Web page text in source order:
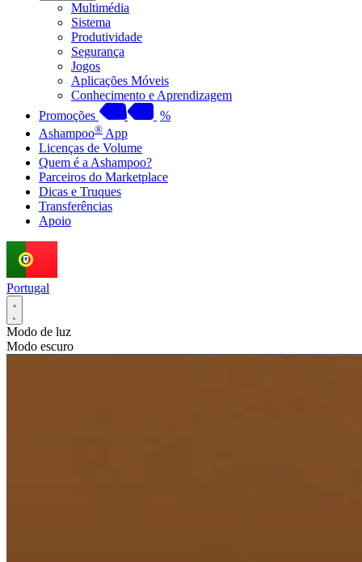
Multimédia
Sistema
Produtividade
Segurança
Jogos
Aplicações Móveis
Conhecimento e Aprendizagem
Promoções
%
Ashampoo® App
Licenças de Volume
Quem é a Ashampoo?
Parceiros do Marketplace
Dicas e Truques
Transferências
Apoio
Portugal
Modo de luz
Modo escuro